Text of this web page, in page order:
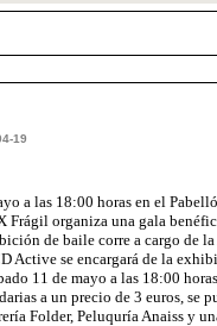
19
a las 18:00 horas en el
Frágil organiza una gala
de baile corre a cargo de
Active se encargará de la
11 de mayo a las 18:00
a un precio de 3 euros, se
Folder, Peluquría Anaiss y